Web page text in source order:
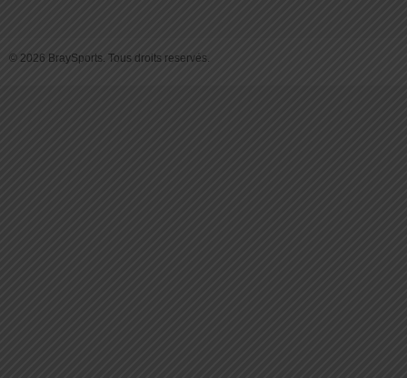
© 2026 BraySports. Tous droits reservés.